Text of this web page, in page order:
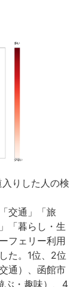
りした人の検
交通」「旅
「暮らし・生
フェリー利用
た。1位、2位
通）、函館市
ぶ・趣味）、4